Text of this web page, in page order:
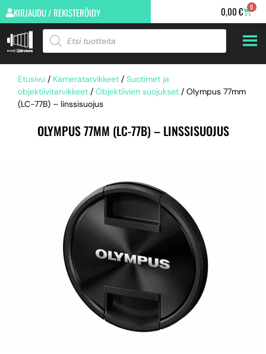
KIRJAUDU / REKISTERÖIDY 0,00€ 0
Etusivu / Kameratarvikkeet / Suotimet ja
objektiivitarvikkeet / Objektiivien suojukset / Olympus 77mm
(LC-77B) – linssisuojus
OLYMPUS 77MM (LC-77B) – LINSSISUOJUS